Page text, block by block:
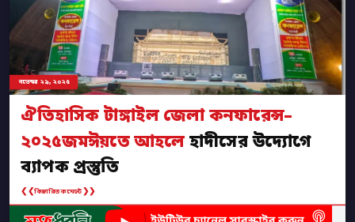
নভেম্বর ২৯, ২০২৫
ঐতিহাসিক টাঙ্গাইল জেলা কনফারেন্স–
২০২৫জমঈয়তে আহলে হাদীসের উদ্যোগে
ব্যাপক প্রস্তুতি
❮❮বিস্তারিত কমেন্টে❯❯